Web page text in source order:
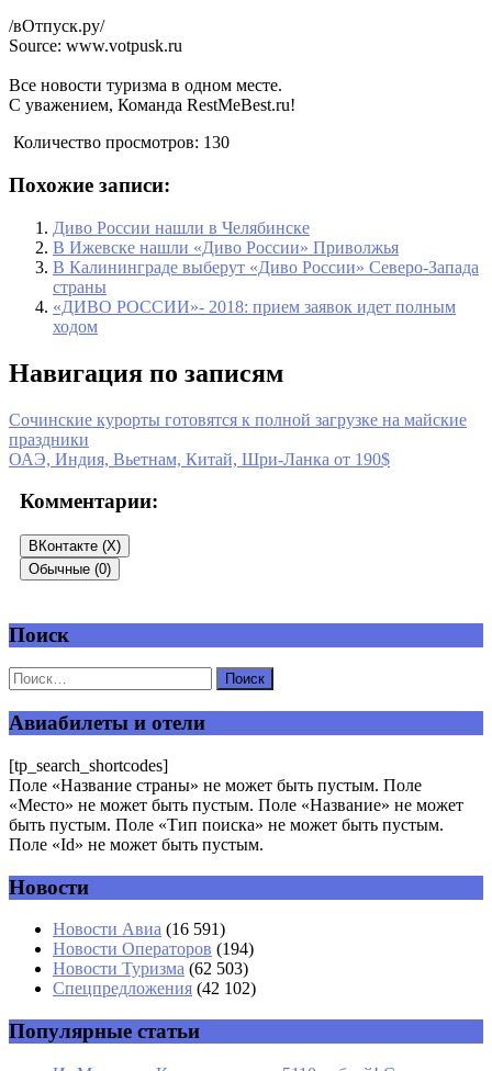
/вОтпуск.ру/
Source: www.votpusk.ru
Все новости туризма в одном месте.
С уважением, Команда RestMeBest.ru!
Количество просмотров: 130
Похожие записи:
Диво России нашли в Челябинске
В Ижевске нашли «Диво России» Приволжья
В Калининграде выберут «Диво России» Северо-Запада
страны
«ДИВО РОССИИ»- 2018: прием заявок идет полным
ходом
Навигация по записям
Сочинские курорты готовятся к полной загрузке на майские
праздники
ОАЭ, Индия, Вьетнам, Китай, Шри-Ланка от 190$
Комментарии:
ВКонтакте (X)
Обычные (0)
Добавить комментарий
Ваш адрес email не будет опубликован.
Имя *
Email*
Поиск
Авиабилеты и отели
[tp_search_shortcodes]
Поле «Название страны» не может быть пустым. Поле
«Место» не может быть пустым. Поле «Название» не может
быть пустым. Поле «Тип поиска» не может быть пустым.
Поле «Id» не может быть пустым.
Новости
Новости Авиа (16 591)
Новости Операторов (194)
Новости Туризма (62 503)
Спецпредложения (42 102)
Популярные статьи